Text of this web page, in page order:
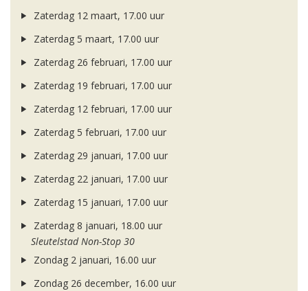
Zaterdag 12 maart, 17.00 uur
Zaterdag 5 maart, 17.00 uur
Zaterdag 26 februari, 17.00 uur
Zaterdag 19 februari, 17.00 uur
Zaterdag 12 februari, 17.00 uur
Zaterdag 5 februari, 17.00 uur
Zaterdag 29 januari, 17.00 uur
Zaterdag 22 januari, 17.00 uur
Zaterdag 15 januari, 17.00 uur
Zaterdag 8 januari, 18.00 uur
Sleutelstad Non-Stop 30
Zondag 2 januari, 16.00 uur
Zondag 26 december, 16.00 uur